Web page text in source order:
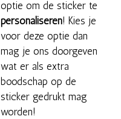
optie om de sticker te
personaliseren! Kies je
voor deze optie dan
mag je ons doorgeven
wat er als extra
boodschap op de
sticker gedrukt mag
worden!